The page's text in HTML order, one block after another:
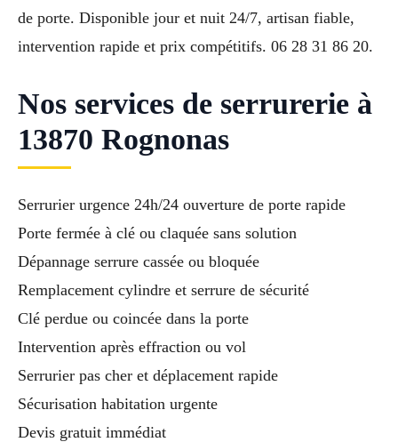
de porte. Disponible jour et nuit 24/7, artisan fiable,
intervention rapide et prix compétitifs. 06 28 31 86 20.
Nos services de serrurerie à
13870 Rognonas
Serrurier urgence 24h/24 ouverture de porte rapide
Porte fermée à clé ou claquée sans solution
Dépannage serrure cassée ou bloquée
Remplacement cylindre et serrure de sécurité
Clé perdue ou coincée dans la porte
Intervention après effraction ou vol
Serrurier pas cher et déplacement rapide
Sécurisation habitation urgente
Devis gratuit immédiat